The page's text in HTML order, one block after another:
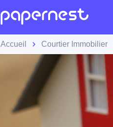
Accueil Courtier Immobilier